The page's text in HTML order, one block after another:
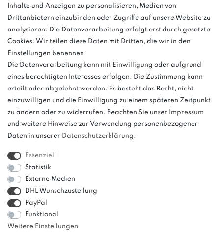
Montag - Freitag, 08:00 - 16:00
Anrufe aus dem dt. Festnetz zum Ortstarif, Preise aus dem Mobilfunknetz
ggf. abweichend (abhängig vom Provider).
und
weitere.
Inhalte und Anzeigen zu personalisieren, Medien von
Drittanbietern einzubinden oder Zugriffe auf unsere Website zu
analysieren. Die Datenverarbeitung erfolgt erst durch gesetzte
Cookies. Wir teilen diese Daten mit Dritten, die wir in den
Einstellungen benennen.
Die Datenverarbeitung kann mit Einwilligung oder aufgrund
eines berechtigten Interesses erfolgen. Die Zustimmung kann
erteilt oder abgelehnt werden. Es besteht das Recht, nicht
einzuwilligen und die Einwilligung zu einem späteren Zeitpunkt
zu ändern oder zu widerrufen. Beachten Sie unser
Impressum
und weitere Hinweise zur Verwendung personenbezogener
Daten in unserer Daten­schutz­erklärung.
Essenziell
Statistik
Externe Medien
DHL Wunschzustellung
PayPal
Funktional
Weitere Einstellungen
Sinne einer Preisermäßigung, sondern lediglich
einen Preisvergleich zur unverbindlichen
Preisempfehlung seitens des Herstellers dar.